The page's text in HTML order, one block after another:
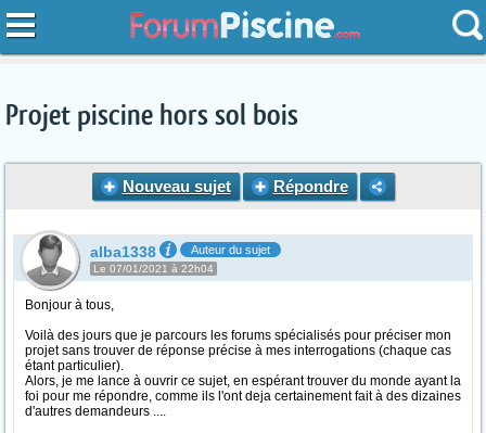
Projet piscine hors sol bois
Nouveau sujet Répondre
alba1338 Auteur du sujet
Le 07/01/2021 à 22h04
Bonjour à tous,
Voilà des jours que je parcours les forums spécialisés pour préciser mon
projet sans trouver de réponse précise à mes interrogations (chaque cas
étant particulier).
Alors, je me lance à ouvrir ce sujet, en espérant trouver du monde ayant la
foi pour me répondre, comme ils l'ont deja certainement fait à des dizaines
d'autres demandeurs ....